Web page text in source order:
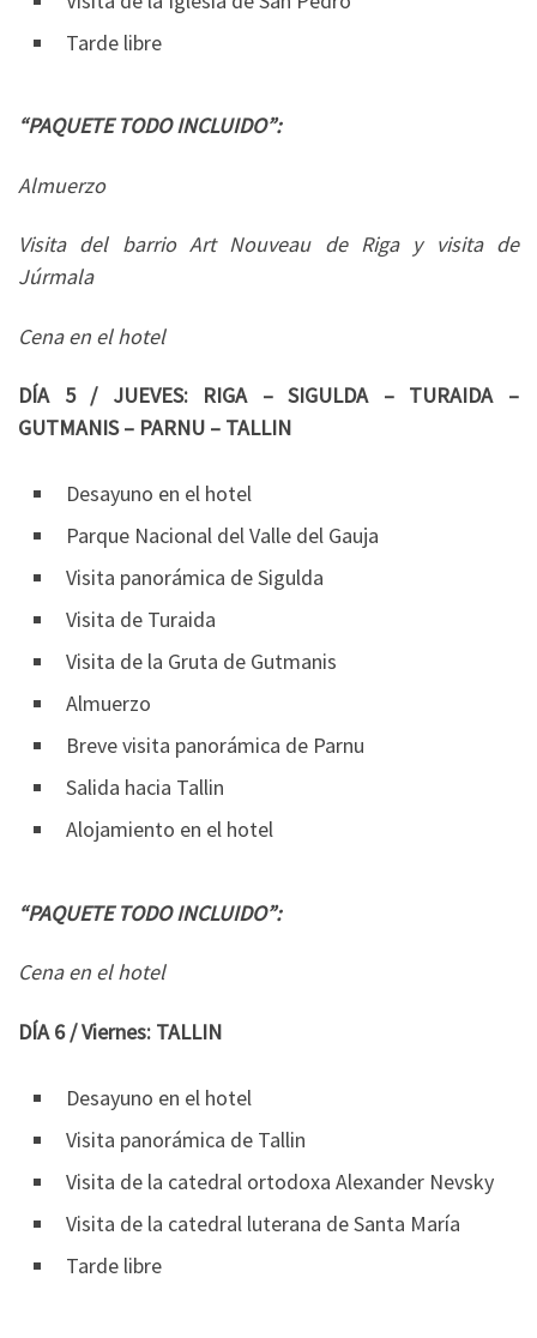
Tarde libre
“PAQUETE TODO INCLUIDO”:
Almuerzo
Visita del barrio Art Nouveau de Riga y visita de
Júrmala
Cena en el hotel
DÍA 5 / JUEVES: RIGA – SIGULDA – TURAIDA –
GUTMANIS – PARNU – TALLIN
Desayuno en el hotel
Parque Nacional del Valle del Gauja
Visita panorámica de Sigulda
Visita de Turaida
Visita de la Gruta de Gutmanis
Almuerzo
Breve visita panorámica de Parnu
Salida hacia Tallin
Alojamiento en el hotel
“PAQUETE TODO INCLUIDO”:
Cena en el hotel
DÍA 6 / Viernes: TALLIN
Desayuno en el hotel
Visita panorámica de Tallin
Visita de la catedral ortodoxa Alexander Nevsky
Visita de la catedral luterana de Santa María
Tarde libre